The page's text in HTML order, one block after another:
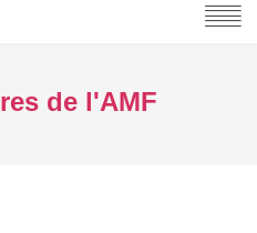
de l'AMF